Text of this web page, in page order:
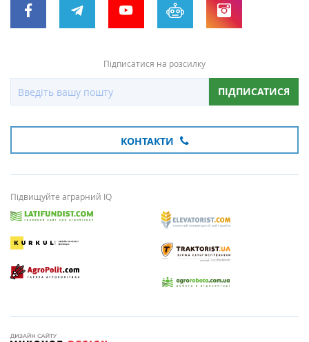
Підписатися на розсилку
ПІДПИСАТИСЯ
КОНТАКТИ
Підвищуйте аграрний IQ